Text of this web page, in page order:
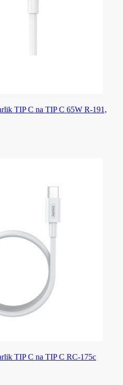
TIP C na TIP C 65W R-191,
TIP C na TIP C RC-175c